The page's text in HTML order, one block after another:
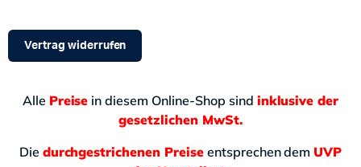
Vertrag widerrufen
Alle Preise in diesem Online-Shop sind inklusive der
gesetzlichen MwSt.
Die durchgestrichenen Preiseentsprechen dem UVP